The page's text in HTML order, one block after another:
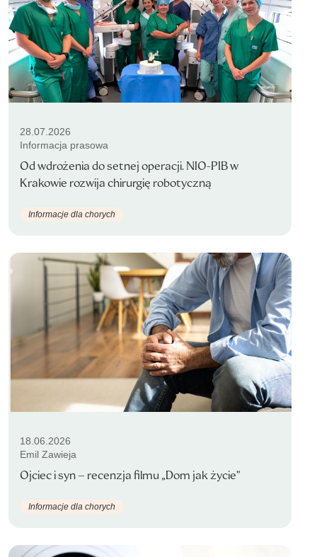
28.07.2026
Informacja prasowa
Od wdrożenia do setnej operacji. NIO-PIB w
Krakowie rozwija chirurgię robotyczną
Informacje dla chorych
18.06.2026
Emil Zawieja
Ojciec i syn – recenzja filmu „Dom jak życie”
Informacje dla chorych